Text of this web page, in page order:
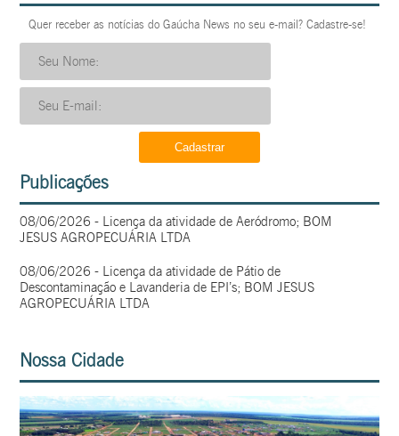
Quer receber as notícias do Gaúcha News no seu e-mail? Cadastre-se!
Publicações
08/06/2026 - Licença da atividade de Aeródromo; BOM
JESUS AGROPECUÁRIA LTDA
08/06/2026 - Licença da atividade de Pátio de
Descontaminação e Lavanderia de EPI’s; BOM JESUS
AGROPECUÁRIA LTDA
Nossa Cidade